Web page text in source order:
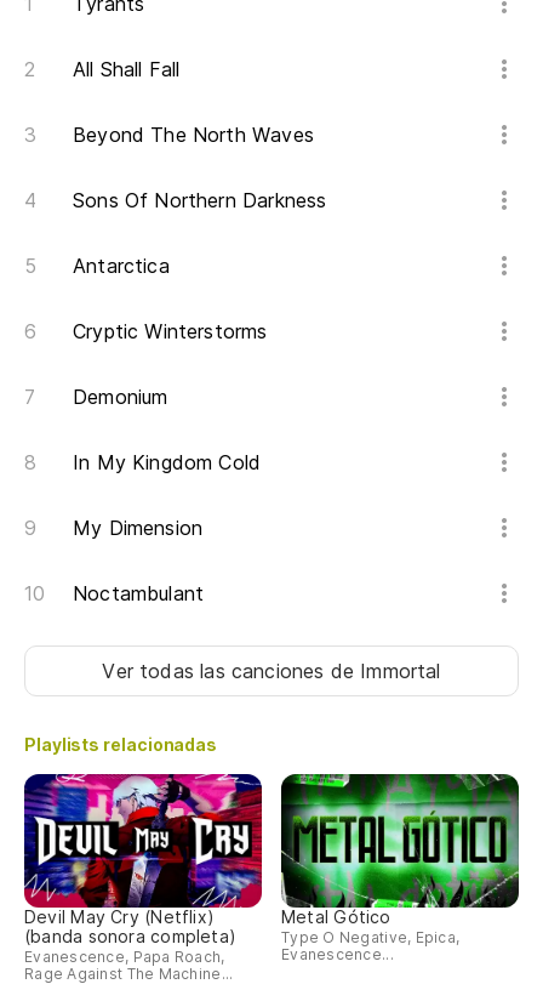
All Shall Fall
Beyond The North Waves
Sons Of Northern Darkness
Antarctica
Cryptic Winterstorms
Demonium
In My Kingdom Cold
My Dimension
Noctambulant
Ver todas las canciones de Immortal
Playlists relacionadas
Devil May Cry (Netflix)
(banda sonora completa)
Evanescence, Papa Roach,
Rage Against The Machine...
Metal Gótico
Type O Negative, Epica,
Evanescence...